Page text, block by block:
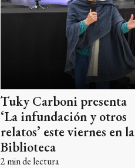
Tuky Carboni presenta
‘La infundación y otros
relatos’ este viernes en la
Biblioteca
2 min de lectura